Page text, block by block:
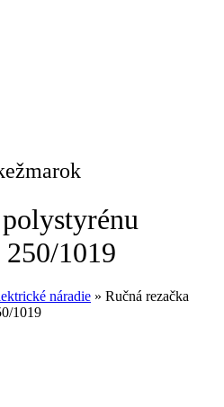
250/1019
náradie » Ručná rezačka
1019